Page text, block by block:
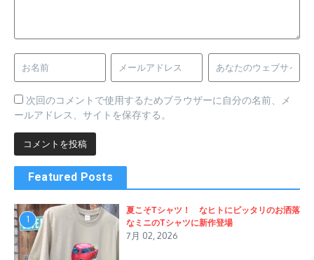
次回のコメントで使用するためブラウザーに自分の名前、メ
ールアドレス、サイトを保存する。
Featured Posts
1
夏こそTシャツ！ なヒトにピッタリのお洒落
なミニのTシャツに新作登場
7月 02, 2026